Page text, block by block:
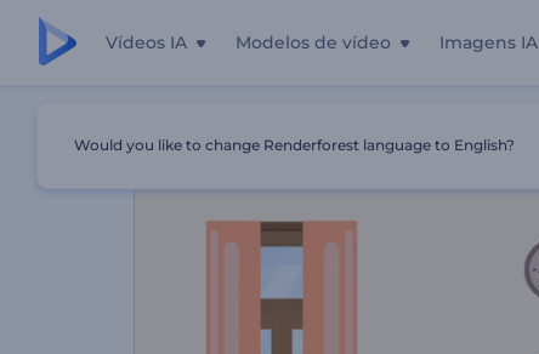
Vídeos IA Modelos de vídeo Imagens IA
Would you like to change Renderforest language to English?